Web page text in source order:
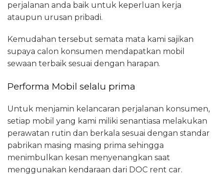
perjalanan anda baik untuk keperluan kerja
ataupun urusan pribadi.
Kemudahan tersebut semata mata kami sajikan
supaya calon konsumen mendapatkan mobil
sewaan terbaik sesuai dengan harapan.
Performa Mobil selalu prima
Untuk menjamin kelancaran perjalanan konsumen,
setiap mobil yang kami miliki senantiasa melakukan
perawatan rutin dan berkala sesuai dengan standar
pabrikan masing masing prima sehingga
menimbulkan kesan menyenangkan saat
menggunakan kendaraan dari DOC rent car.